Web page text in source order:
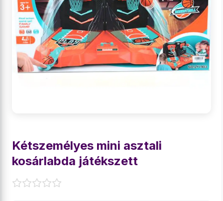
Kétszemélyes mini asztali
kosárlabda játékszett